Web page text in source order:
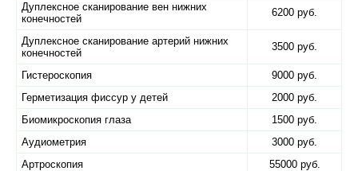
Дуплексное сканирование вен нижних
конечностей
6200 руб.
Дуплексное сканирование артерий нижних
конечностей
3500 руб.
Гистероскопия
9000 руб.
Герметизация фиссур у детей
2000 руб.
Биомикроскопия глаза
1500 руб.
Аудиометрия
3000 руб.
Артроскопия
55000 руб.